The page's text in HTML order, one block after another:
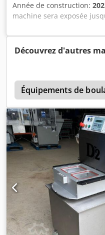
Année de construction:
machine sera exposée
Tec de Cologne. Nous
Hall 9 Dcsdpfxoi Dazte
Systemtechnik Broyeur à
Découvrez d'autres
Équipements de